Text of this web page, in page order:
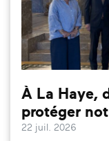
À La Haye,
protéger
22 juil. 2026